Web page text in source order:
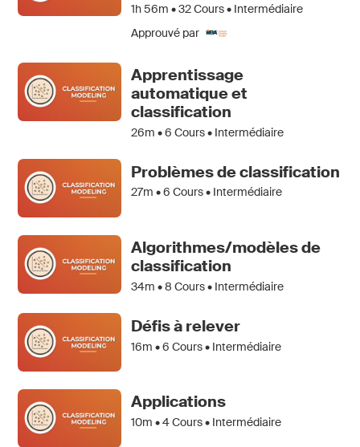
1h 56m •32Cours • Intermédiaire
Approuvé par
Apprentissage
automatique et
classification
26m •6 Cours • Intermédiaire
Problèmes de classification
27m •6 Cours • Intermédiaire
Algorithmes/modèles de
classification
34m •8 Cours • Intermédiaire
Défis à relever
16m •6 Cours • Intermédiaire
Applications
10m •4Cours • Intermédiaire